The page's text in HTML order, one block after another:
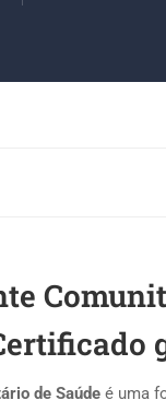
de Saúde é uma